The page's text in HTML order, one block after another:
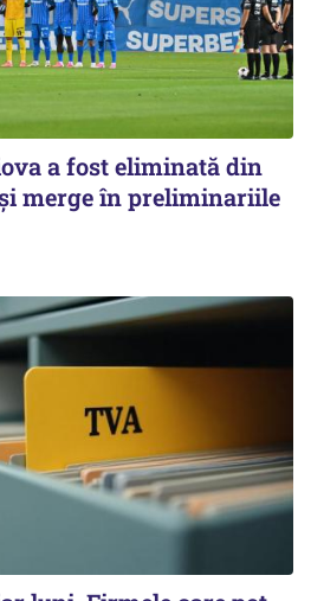
a fost eliminată din
merge în preliminariile